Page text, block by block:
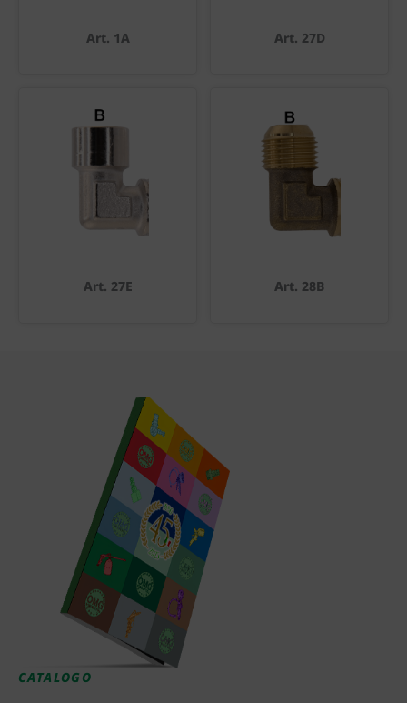
Art. 1A Art. 27D
Art. 27E Art. 28B
CATALOGO